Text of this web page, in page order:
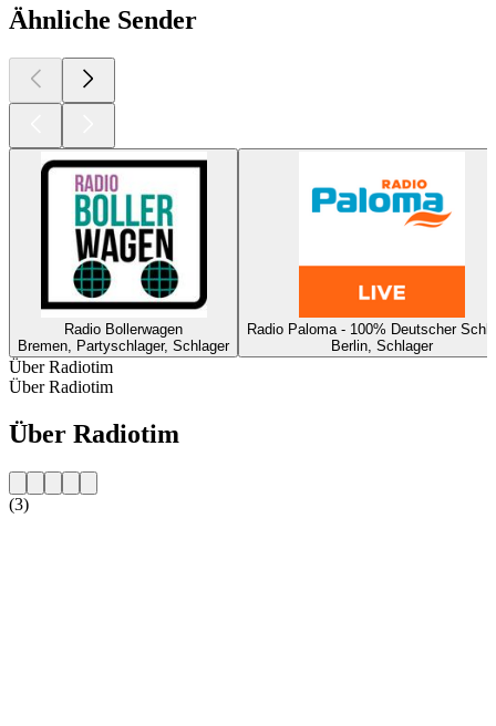
Ähnliche Sender
Radio Bollerwagen
Bremen, Partyschlager, Schlager
Radio Paloma - 100% Deutscher
Berlin, Schlager
Über Radiotim
Über Radiotim
Über Radiotim
(3)